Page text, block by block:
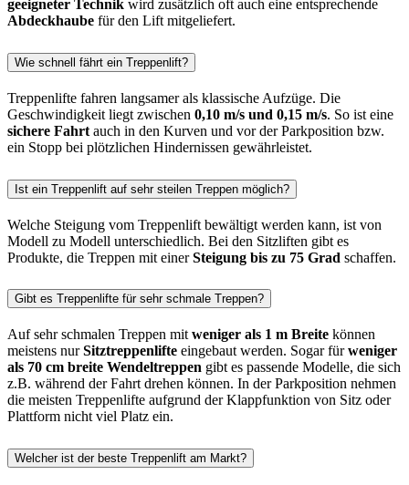
geeigneter Technik wird zusätzlich oft auch eine entsprechende
Abdeckhaube für den Lift mitgeliefert.
Wie schnell fährt ein Treppenlift?
Treppenlifte fahren langsamer als klassische Aufzüge. Die
Geschwindigkeit liegt zwischen 0,10 m/s und 0,15 m/s. So ist eine
sichere Fahrt auch in den Kurven und vor der Parkposition bzw.
ein Stopp bei plötzlichen Hindernissen gewährleistet.
Ist ein Treppenlift auf sehr steilen Treppen möglich?
Welche Steigung vom Treppenlift bewältigt werden kann, ist von
Modell zu Modell unterschiedlich. Bei den Sitzliften gibt es
Produkte, die Treppen mit einerSteigung bis zu 75 Grad schaffen.
Gibt es Treppenlifte für sehr schmale Treppen?
Auf sehr schmalen Treppen mit weniger als 1 m Breite können
meistens nurSitztreppenlifte eingebaut werden. Sogar fürweniger
als 70 cm breite Wendeltreppen gibt es passende Modelle, die sich
z.B. während der Fahrt drehen können. In der Parkposition nehmen
die meisten Treppenlifte aufgrund der Klappfunktion von Sitz oder
Plattform nicht viel Platz ein.
Welcher ist der beste Treppenlift am Markt?